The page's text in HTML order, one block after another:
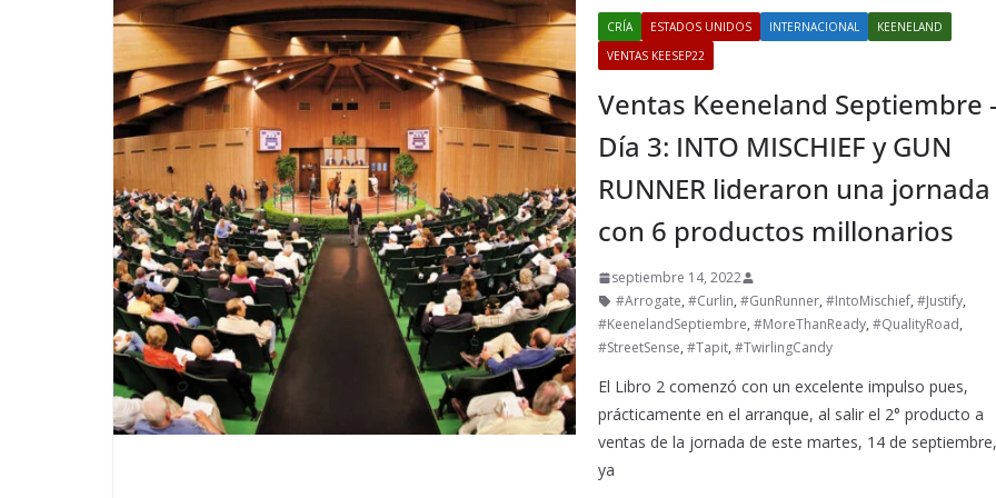
CRÍA ESTADOS UNIDOS INTERNACIONAL
KEENELAND
VENTAS KEESEP22
Ventas Keeneland Septiembre
Día 3: INTO MISCHIEF y GUN
RUNNER lideraron una jornada
con 6 productos millonarios
septiembre 14, 2022
#Arrogate,#Curlin,#GunRunner,#IntoMischief,#Justify,
#KeenelandSeptiembre,#MoreThanReady,#QualityRoad,
#StreetSense,#Tapit,#TwirlingCandy
El Libro 2 comenzó con un excelente impulso pues,
prácticamente en el arranque, al salir el 2° producto a
ventas de la jornada de este martes, 14 de
ya